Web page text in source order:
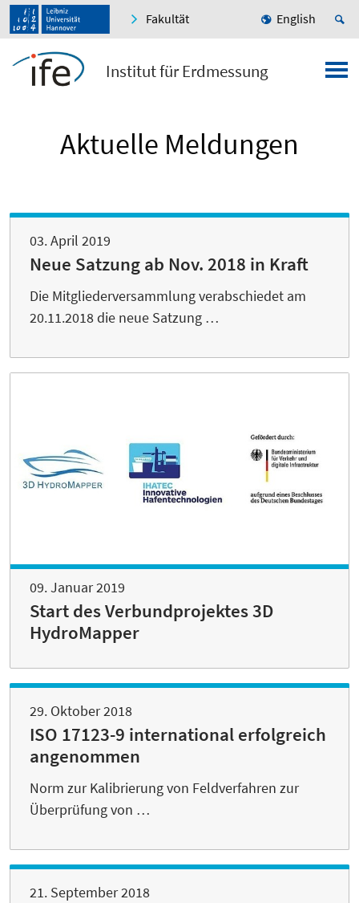
Fakultät English
Institut für Erdmessung
Aktuelle Meldungen
03. April 2019
Neue Satzung ab Nov. 2018 in Kraft
Die Mitgliederversammlung verabschiedet am
20.11.2018 die neue Satzung …
09. Januar 2019
Start des Verbundprojektes 3D
HydroMapper
29. Oktober 2018
ISO 17123-9 international erfolgreich
angenommen
Norm zur Kalibrierung von Feldverfahren zur
Überprüfung von …
21. September 2018